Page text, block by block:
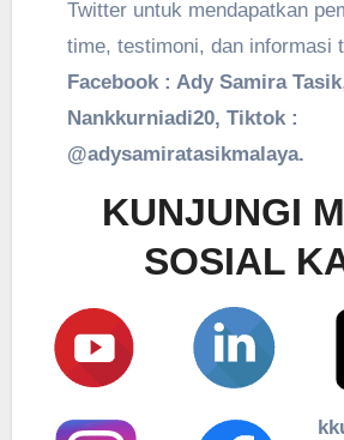
Twitter untuk mendapatkan
time, testimoni, dan informasi
Facebook : Ady Samira Tasik
Nankkurniadi20, Tiktok :
@adysamiratasikmalaya.
KUNJUNGI
SOSIAL